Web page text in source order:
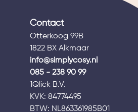
Contact
Otterkoog 99B
1822 BX Alkmaar
info@simplycosy.nl
085 - 238 90 99
1Qlick B.V.
KVK: 84774495
BTW: NL863361985B01